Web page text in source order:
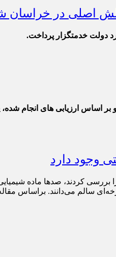
اصلی در خراسان
دولت خدمتگزار پرداخت.
ارزیابی های انجام
امروز ، هنگامی که دانشمندان توده‌های پلاستیک بازیافتی
سالم می‌دانند. براساس